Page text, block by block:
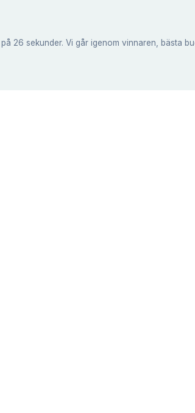
26 sekunder. Vi går igenom vinnaren, bästa